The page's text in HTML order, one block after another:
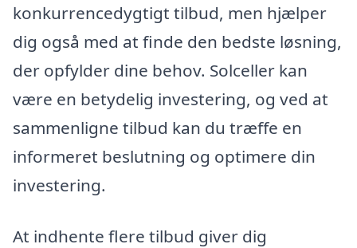
konkurrencedygtigt tilbud, men hjælper
dig også med at finde den bedste løsning,
der opfylder dine behov. Solceller kan
være en betydelig investering, og ved at
sammenligne tilbud kan du træffe en
informeret beslutning og optimere din
investering.
At indhente flere tilbud giver dig